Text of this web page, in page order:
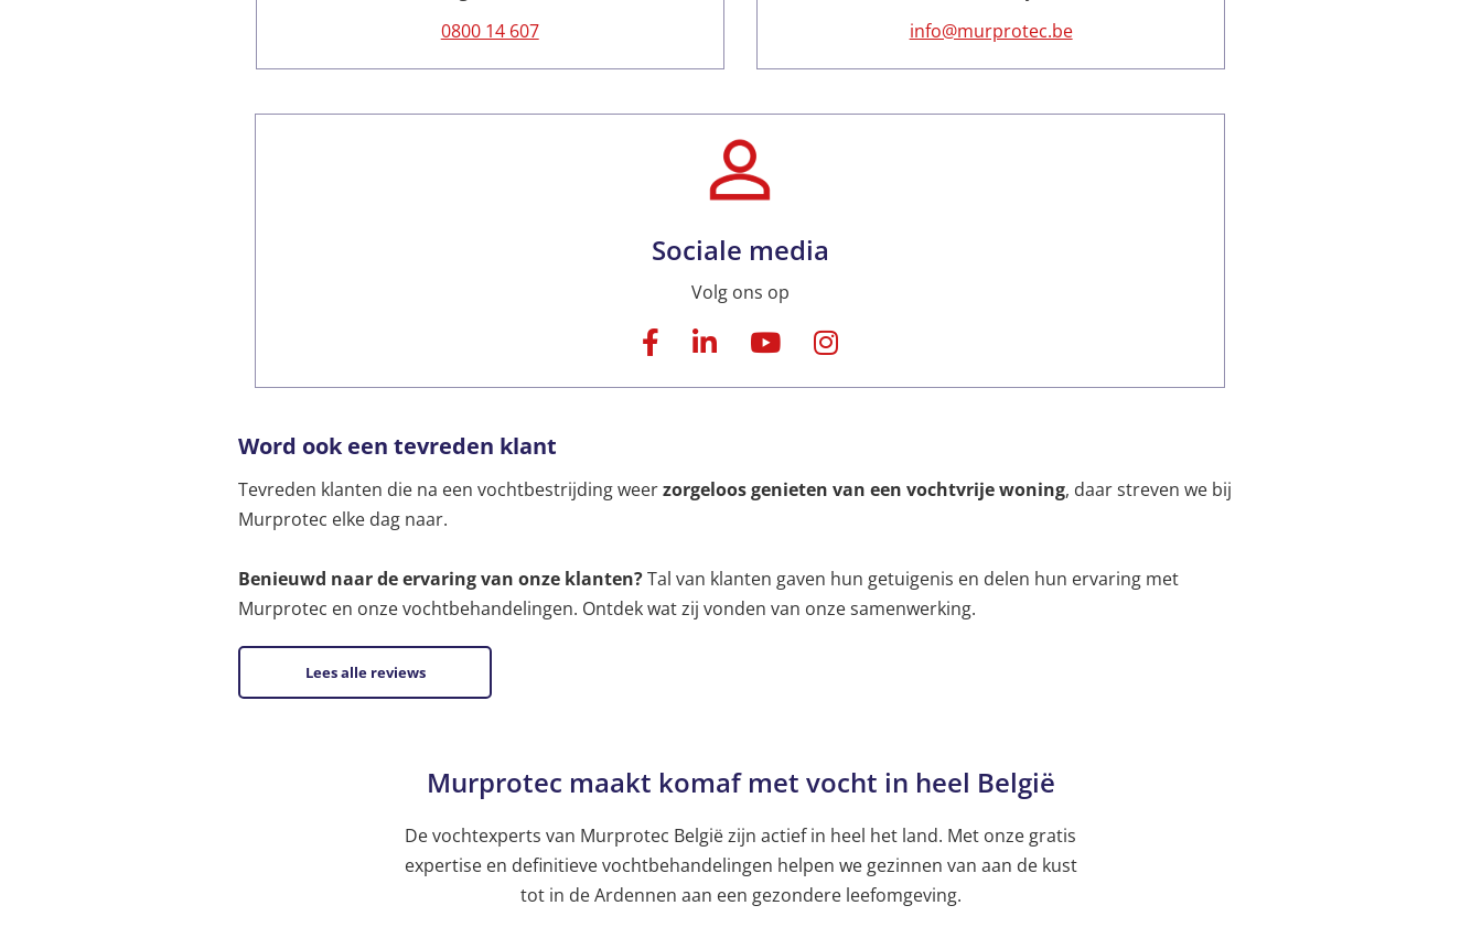
0800 14 607
info@murprotec.be
Sociale media
Volg ons op
Word ook een tevreden klant
Tevreden klanten die na een vochtbestrijding weerzorgeloos genieten van een vochtvrije woning, daar streven we bij
Murprotec elke dag naar.
Benieuwd naar de ervaring van onze klanten?Tal van klanten gaven hun getuigenis en delen hun ervaring met
Murprotec en onze vochtbehandelingen. Ontdek wat zij vonden van onze samenwerking.
Lees alle reviews
Murprotec maakt komaf met vocht in heel België
De vochtexperts van Murprotec België zijn actief in heel het land. Met onze gratis
expertise en definitieve vochtbehandelingen helpen we gezinnen van aan de kust
tot in de Ardennen aan een gezondere leefomgeving.